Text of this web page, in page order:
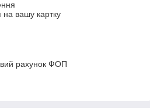
на вашу картку
рахунок ФОП